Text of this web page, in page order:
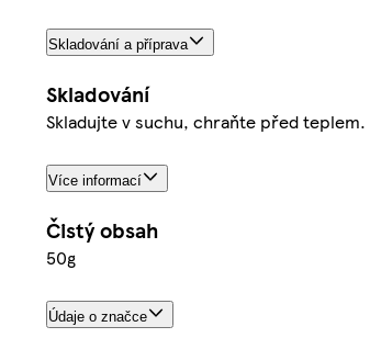
Skladování a příprava
Skladování
Skladujte v suchu, chraňte před teplem.
Více informací
Čistý obsah
50g
Údaje o značce